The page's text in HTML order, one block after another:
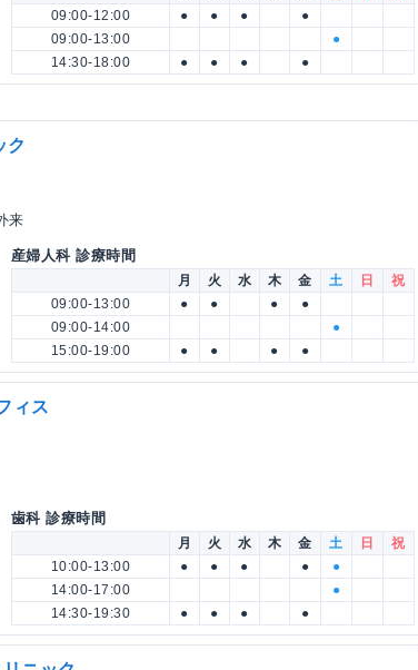
09:00-12:00
● ● ●
●
09:00-13:00
●
14:30-18:00
● ● ● ●
ク
来
産婦人科 診療時間
月 火 水 木 金 土 日
祝
09:00-13:00
● ● ●
●
09:00-14:00
●
15:00-19:00
● ● ● ●
ィス
歯科 診療時間
月 火 水 木 金 土 日
祝
10:00-13:00
● ● ● ●
●
14:00-17:00
●
14:30-19:30
● ● ● ●